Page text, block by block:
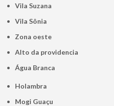
Vila Suzana
Vila Sônia
Zona oeste
alto da providencia
Água Branca
Holambra
Mogi Guaçu